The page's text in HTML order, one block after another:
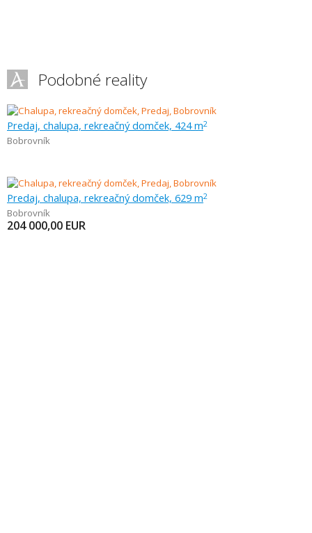
Podobné reality
Predaj, chalupa, rekreačný domček, 424 m2
Bobrovník
Predaj, chalupa, rekreačný domček, 629 m2
Bobrovník
204 000,00 EUR